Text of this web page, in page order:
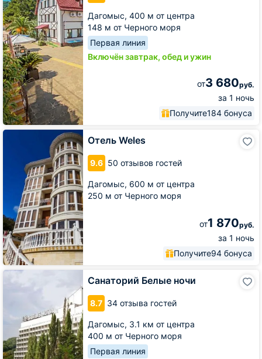
Дагомыс, 400 м от центра
148 м от Черного моря
Первая линия
Включён завтрак, обед и ужин
от3 680руб.
за 1 ночь
Получите184 бонуса
Отель Weles
9.6 50 отзывов гостей
Дагомыс, 600 м от центра
250 м от Черного моря
от1 870руб.
за 1 ночь
Получите94 бонуса
Отель
Санаторий Белые ночи
8.7 34 отзыва гостей
Дагомыс, 3.1 км от центра
400 м от Черного моря
Первая линия
Санаторий
Белые